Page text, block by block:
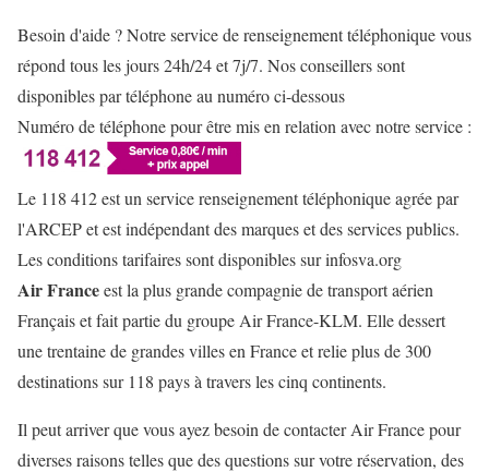
Besoin d'aide ? Notre service de renseignement téléphonique vous
répond tous les jours 24h/24 et 7j/7. Nos conseillers sont
disponibles par téléphone au numéro ci-dessous
Numéro de téléphone pour être mis en relation avec notre service :
Le 118 412 est un service renseignement téléphonique agrée par
l'ARCEP et est indépendant des marques et des services publics.
Les conditions tarifaires sont disponibles sur infosva.org
Air Franceest la plus grande compagnie de transport aérien
Français et fait partie du groupe Air France-KLM. Elle dessert
une trentaine de grandes villes en France etrelie plus de 300
destinationssur 118 pays à travers les cinq continents.
Il peut arriver que vous ayez besoin de contacter Air France pour
diverses raisons telles que des questions sur votre réservation, des